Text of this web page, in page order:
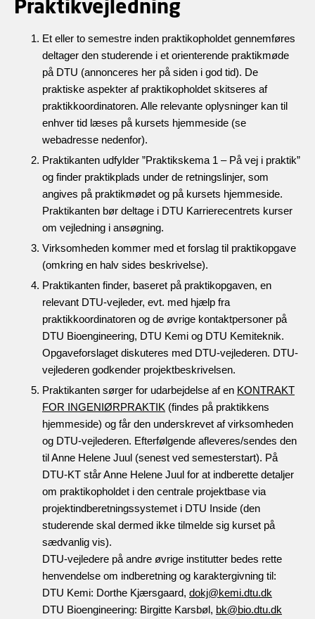
Praktikvejledning
Et eller to semestre inden praktikopholdet gennemføres
deltager den studerende i et orienterende praktikmøde
på DTU (annonceres her på siden i god tid). De
praktiske aspekter af praktikopholdet skitseres af
praktikkoordinatoren. Alle relevante oplysninger kan til
enhver tid læses på kursets hjemmeside (se
webadresse nedenfor).
Praktikanten udfylder ”Praktikskema 1 – På vej i praktik”
og finder praktikplads under de retningslinjer, som
angives på praktikmødet og på kursets hjemmeside.
Praktikanten bør deltage i DTU Karrierecentrets kurser
om vejledning i ansøgning.
Virksomheden kommer med et forslag til praktikopgave
(omkring en halv sides beskrivelse).
Praktikanten finder, baseret på praktikopgaven, en
relevant DTU-vejleder, evt. med hjælp fra
praktikkoordinatoren og de øvrige kontaktpersoner på
DTU Bioengineering, DTU Kemi og DTU Kemiteknik.
Opgaveforslaget diskuteres med DTU-vejlederen. DTU-
vejlederen godkender projektbeskrivelsen.
Praktikanten sørger for udarbejdelse af en KONTRAKT
FOR INGENIØRPRAKTIK (findes på praktikkens
hjemmeside) og får den underskrevet af virksomheden
og DTU-vejlederen. Efterfølgende afleveres/sendes den
til Anne Helene Juul (senest ved semesterstart). På
DTU-KT står Anne Helene Juul for at indberette detaljer
om praktikopholdet i den centrale projektbase via
projektindberetningssystemet i DTU Inside (den
studerende skal dermed ikke tilmelde sig kurset på
sædvanlig vis).
DTU-vejledere på andre øvrige institutter bedes rette
henvendelse om indberetning og karaktergivning til:
DTU Kemi: Dorthe Kjærsgaard, dokj@kemi.dtu.dk
DTU Bioengineering: Birgitte Karsbøl, bk@bio.dtu.dk